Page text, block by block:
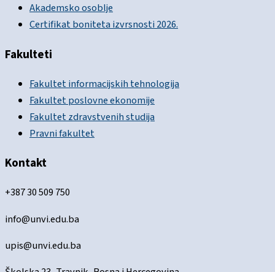
Akademsko osoblje
Certifikat boniteta izvrsnosti 2026.
Fakulteti
Fakultet informacijskih tehnologija
Fakultet poslovne ekonomije
Fakultet zdravstvenih studija
Pravni fakultet
Kontakt
+387 30 509 750
info@unvi.edu.ba
upis@unvi.edu.ba